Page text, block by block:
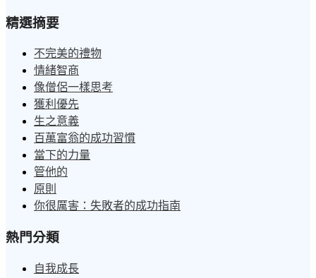
精選摘要
不完美的禮物
情緒智商
像僧侶一樣思考
獲利優先
生之意義
百萬富翁的成功習慣
當下的力量
管他的
原則
你很厲害：失敗者的成功指南
熱門分類
自我成長